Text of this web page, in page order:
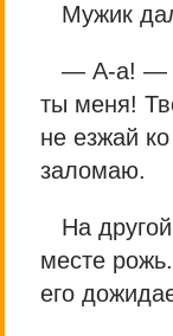
Мужик
— А-а! —
ты меня!
не езжай
заломаю.
На
месте
его